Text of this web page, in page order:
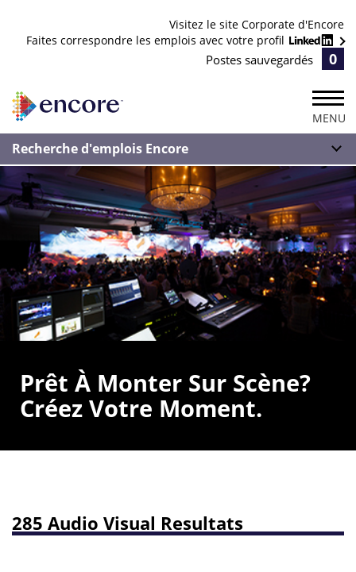
Visitez le site Corporate d'Encore
Faites correspondre les emplois avec votre profil
Postes sauvegardés 0
MENU
Recherche d'emplois Encore
Prêt À Monter Sur Scène?
Créez Votre Moment.
285 Audio Visual Resultats